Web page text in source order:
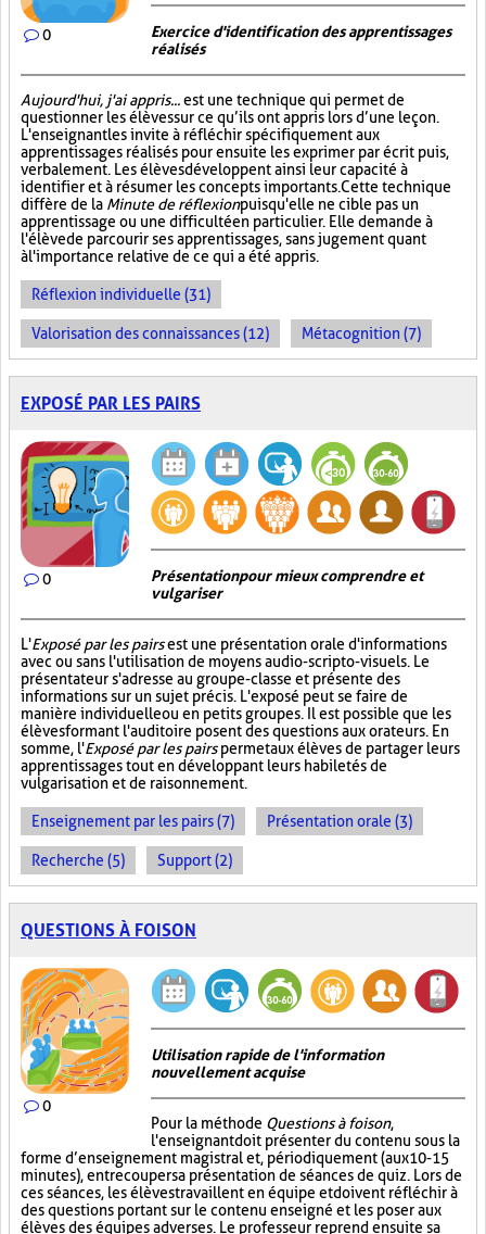
0
Exercice d'identification des apprentissages
réalisés
Aujourd'hui, j'ai appris...est une technique qui permet de
questionner les élèves sur ce qu’ils ont appris lors d’une leçon.
L'enseignant les invite à réfléchir spécifiquement aux
apprentissages réalisés pour ensuite les exprimer par écrit puis,
verbalement. Les élèves développent ainsi leur capacité à
identifier et à résumer les concepts importants. Cette technique
diffère de la Minute de réflexionpuisqu'elle ne cible pas un
apprentissage ou une difficulté en particulier. Elle demande à
l'élève de parcourir ses apprentissages, sans jugement quant
à l'importance relative de ce qui a été appris.
Réflexion individuelle (31)
Valorisation des connaissances (12) Métacognition (7)
EXPOSÉ PAR LES PAIRS
0
Présentation pour mieux comprendre et
vulgariser
L'Exposé par les pairsest une présentation orale d'informations
avec ou sans l'utilisation de moyens audio-scripto-visuels. Le
présentateur s'adresse au groupe-classe et présente des
informations sur un sujet précis. L'exposé peut se faire de
manière individuelle ou en petits groupes. Il est possible que les
élèves formant l'auditoire posent des questions aux orateurs. En
somme, l'Exposé par les pairspermet aux élèves de partager leurs
apprentissages tout en développant leurs habiletés de
vulgarisation et de raisonnement.
Enseignement par les pairs (7) Présentation orale (3)
Recherche (5) Support (2)
QUESTIONS À FOISON
0
Utilisation rapide de l'information
nouvellement acquise
Pour la méthode Questions à foison,
l'enseignant doit présenter du contenu sous la
forme d’enseignement magistral et, périodiquement (aux 10-15
minutes), entrecouper sa présentation de séances de quiz. Lors de
ces séances, les élèves travaillent en équipe et doivent réfléchir à
des questions portant sur le contenu enseigné et les poser aux
élèves des équipes adverses. Le professeur reprend ensuite sa